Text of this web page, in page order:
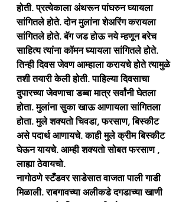
होती. प्रत्येकाला अंथरून पांघरुन घ्यायला
सांगितले होते. दोन मुलांना शेअरिंग करायला
सांगितले होते. बॅग जड होऊ नये म्हणून बरेच
साहित्य त्यांना कॉमन घ्यायला सांगितले होते.
तिन्ही दिवस जेवण आम्हाला करायचे होते त्यामुळे
तशी तयारी केली होती. पाहिल्या दिवसाचा
दुपारच्या जेवणाचा डब्बा मात्र सर्वांनी घेतला
होता. मुलांना सुका खाऊ आणायला सांगितला
होता. मुले शक्यतो चिवडा, फरसाण, बिस्कीट
असे पदार्थ आणायचे. काही मुले क्रीम बिस्कीट
घेऊन यायचे. आम्ही शक्यतो सोबत फरसाण ,
लाह्या ठेवायचो.
नागोठणे स्टँडवर साडेसात वाजता पाली गाडी
मिळाली. राबगावच्या अलीकडे दगडाच्या खाणी